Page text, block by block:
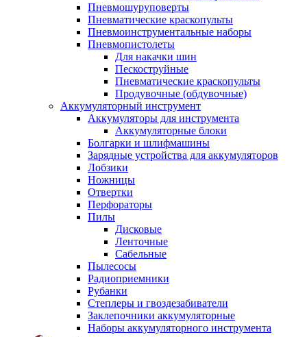
Пневмошуруповерты
Пневматические краскопульты
Пневмоинструментальные наборы
Пневмопистолеты
Для накачки шин
Пескоструйные
Пневматические краскопульты
Продувочные (обдувочные)
Аккумуляторный инструмент
Аккумуляторы для инструмента
Аккумуляторные блоки
Болгарки и шлифмашины
Зарядные устройства для аккумуляторов
Лобзики
Ножницы
Отвертки
Перфораторы
Пилы
Дисковые
Ленточные
Сабельные
Пылесосы
Радиоприемники
Рубанки
Степлеры и гвоздезабиватели
Заклепочники аккумуляторные
Наборы аккумуляторного инструмента